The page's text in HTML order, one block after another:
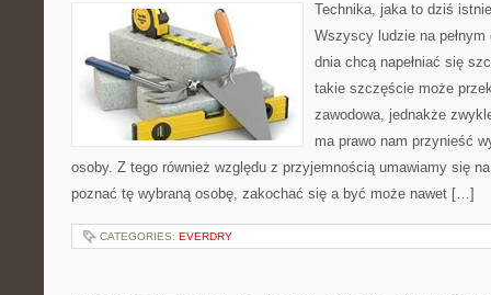
Technika, jaka to dziś
Wszyscy ludzie na
dnia chcą napełniać się
takie szczęście może
zawodowa, jednakże
ma prawo nam przynieść
osoby. Z tego również względu z przyjemnością umawiamy się
poznać tę wybraną osobę, zakochać się a być może nawet […]
CATEGORIES: EVERDRY